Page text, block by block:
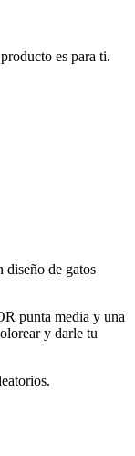
es para ti.
diseño de gatos
punta media y una
y darle tu